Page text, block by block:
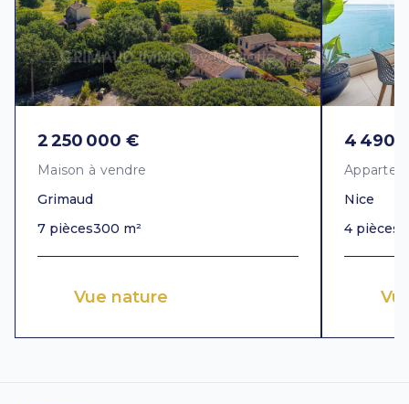
2 250 000 €
Maison à vendre
Grimaud
7 pièces300 m²
Vue nature
4 490
Nice
4 pièces